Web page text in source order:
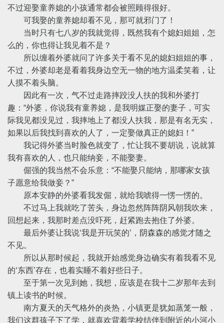
不过迎娶童养媳的小孩通常都会被照顾得很好。
可我娶的童养媳却看不见，那可就邪门了！
当时只有七八岁的我就觉得，既然我有个媳妇姐姐，怎
么的，你也得让我见着不是？
所以缠着外婆就问了许多关于看不见的媳妇姐姐的事，
不过，外婆却老是看着我身边空无一物的地方温柔笑着，让
人摸不着头脑。
因此有一次，气不过走路摔跤没人扶的我和外婆打
趣：“外婆，你说我有童养媳，是我明媒正娶的妻子，可实
际我见都没见过，我摔地上了都没人扶我，那是有名无实，
如果以后我找到喜欢的人了，一定娶做真正的媳妇！”
我记得外婆当时脸色就变了，忙让我不要胡说，说就算
我有喜欢的人，也只能纳妾，不能娶妻。
倔强的我当然不会乐意：“不能娶只能纳，那哪家女孩
子愿意给我做妾？”
原本安静的外婆看我发倔，就给我唬得一愣一愣的。
不过马上我就吃了苦头，身边忽然阵阵阴风朝我吹来，
回想起来，我那时差点没吓死，赶紧跑去抱住了外婆。
最后外婆让我说‘我是开玩笑的’，阴森森的感觉才随之
不见。
所以从那时候起，我就开始感觉身边确实有着我看不见
的‘东西’存在，也着实睡不着好些日子。
至于第一次见到她，我想，应该是在我十二岁那年去到
镇上读书的时候。
南方夏天的天气格外的炎热，小镇更是犹如蒸笼一般，
我们这群孩子下了学，就喜欢背着学校结伴到附近的小河小